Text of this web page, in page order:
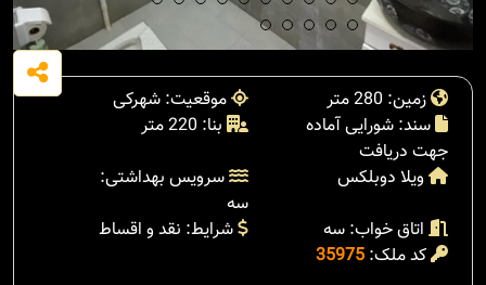
زمین: 280 متر
موقعیت: شهرکی
سند: شورایی آماده
جهت دریافت
بنا: 220 متر
ویلا دوبلکس
سرویس بهداشتی:
سه
اتاق خواب: سه
شرایط: نقد و اقساط
کد ملک: 35975